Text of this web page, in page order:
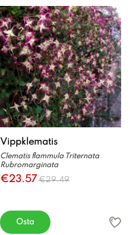
Vippklematis
Clematis flammula Triternata
Rubromarginata
€23.57 €29.49
Osta